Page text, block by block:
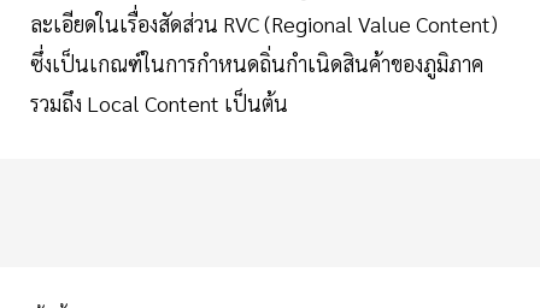
ละเอียดในเรื่องสัดส่วน RVC (Regional Value Content)
ซึ่งเป็นเกณฑ์ในการกำหนดถิ่นกำเนิดสินค้าของภูมิภาค
รวมถึง Local Content เป็นต้น